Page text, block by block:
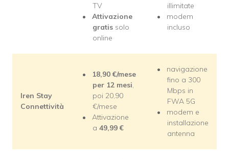
TV
Attivazione
gratis solo
online
illimitate
modem
incluso
Iren Stay
Connettività
18,90€/mese
per 12 mesi,
poi 20,90
€/mese
Attivazione
a 49,99 €
navigazione
fino a 300
Mbps in
FWA 5G
modem e
installazione
antenna